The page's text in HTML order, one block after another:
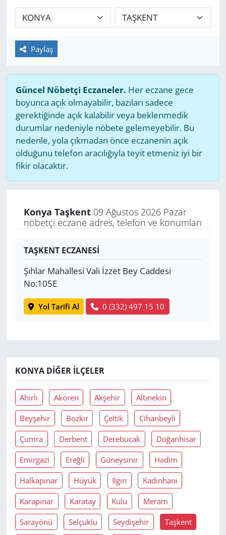
Paylaş
Güncel Nöbetçi Eczaneler. Her eczane gece
boyunca açık olmayabilir, bazıları sadece
gerektiğinde açık kalabilir veya beklenmedik
durumlar nedeniyle nöbete gelemeyebilir. Bu
nedenle, yola çıkmadan önce eczanenin açık
olduğunu telefon aracılığıyla teyit etmeniz iyi bir
fikir olacaktır.
Konya Taşkent09 Ağustos 2026 Pazar
nöbetçi eczane adres, telefon ve konumları
TAŞKENT ECZANESİ
Şıhlar Mahallesi Vali İzzet Bey Caddesi
No:105E
Yol Tarifi Al 0 (332) 497 15 10
KONYA DIĞER İLÇELER
Ahırlı Akören Akşehir Altınekin
Beyşehir Bozkır Çeltik Cihanbeyli
Çumra Derbent Derebucak Doğanhisar
Emirgazi Ereğli Güneysınır Hadim
Halkapınar Hüyük Ilgın Kadınhanı
Karapınar Karatay Kulu Meram
Sarayönü Selçuklu Seydişehir Taşkent
GÜNDEM
HABERDE İNSAN
MAGAZİN
POLİTİKA
RESMİ İLANLAR
SAĞLIK
SPOR
Yerel